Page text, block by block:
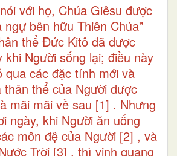
với họ, Chúa Giêsu được
bên hữu Thiên Chúa”
thể Đức Kitô đã được
khi Người sống lại; điều này
qua các đặc tính mới và
thân thể của Người được
mãi mãi về sau [1] . Nhưng
ngày, khi Người ăn uống
môn đệ của Người [2] , và
Trời [3] , thì vinh quang